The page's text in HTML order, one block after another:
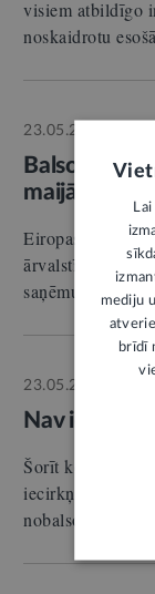
visiem atbildīgo
noskaidrotu
23.05.2019.
Balsošana
maijā,
Eiropas
ārvalstīs, bet
saņēmuši
23.05.2019.
Nav
Šorīt konstatēti
iecirkņu
nobalsot citā
mediju
brīdī